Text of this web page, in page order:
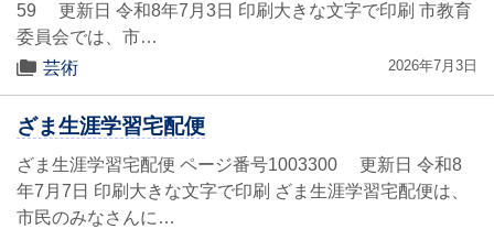
59 更新日 令和8年7月3日 印刷大きな文字で印刷 市教育
委員会では、市…
芸術
2026年7月3日
ざま生涯学習宅配便
ざま生涯学習宅配便 ページ番号1003300 更新日 令和8
年7月7日 印刷大きな文字で印刷 ざま生涯学習宅配便は、
市民のみなさんに…